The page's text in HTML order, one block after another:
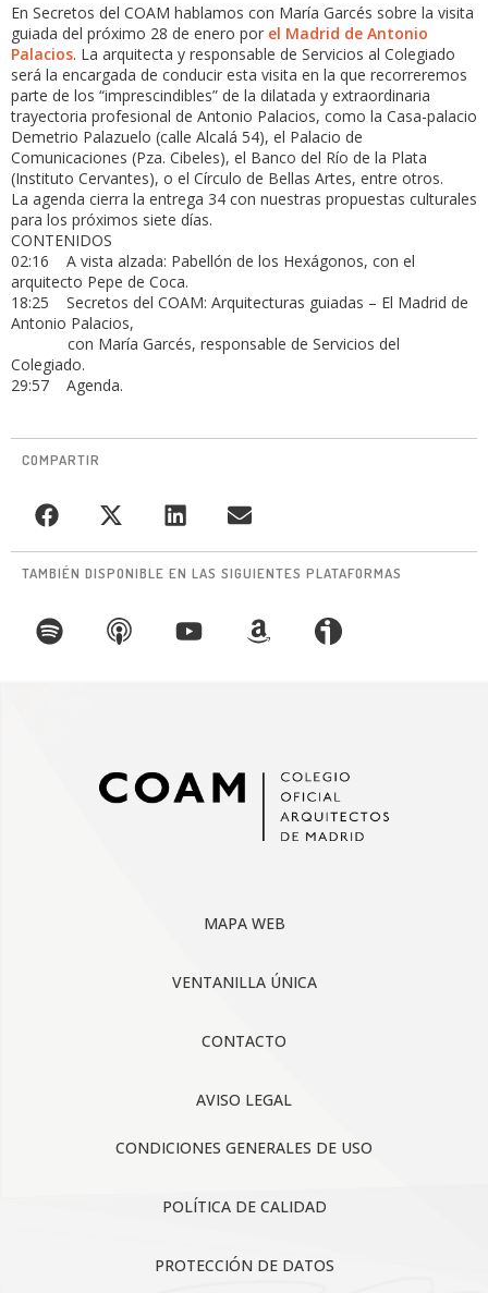
En Secretos del COAM hablamos con María Garcés sobre la visita
guiada del próximo 28 de enero por el Madrid de Antonio
Palacios. La arquitecta y responsable de Servicios al Colegiado
será la encargada de conducir esta visita en la que recorreremos
parte de los “imprescindibles” de la dilatada y extraordinaria
trayectoria profesional de Antonio Palacios, como la Casa-palacio
Demetrio Palazuelo (calle Alcalá 54), el Palacio de
Comunicaciones (Pza. Cibeles), el Banco del Río de la Plata
(Instituto Cervantes), o el Círculo de Bellas Artes, entre otros.
La agenda cierra la entrega 34 con nuestras propuestas culturales
para los próximos siete días.
CONTENIDOS
02:16 A vista alzada: Pabellón de los Hexágonos, con el
arquitecto Pepe de Coca.
18:25 Secretos del COAM: Arquitecturas guiadas – El Madrid de
Antonio Palacios,
con María Garcés, responsable de Servicios del
Colegiado.
29:57 Agenda.
COMPARTIR
TAMBIÉN DISPONIBLE EN LAS SIGUIENTES PLATAFORMAS
MAPA WEB
VENTANILLA ÚNICA
CONTACTO
AVISO LEGAL
CONDICIONES GENERALES DE USO
POLÍTICA DE CALIDAD
PROTECCIÓN DE DATOS